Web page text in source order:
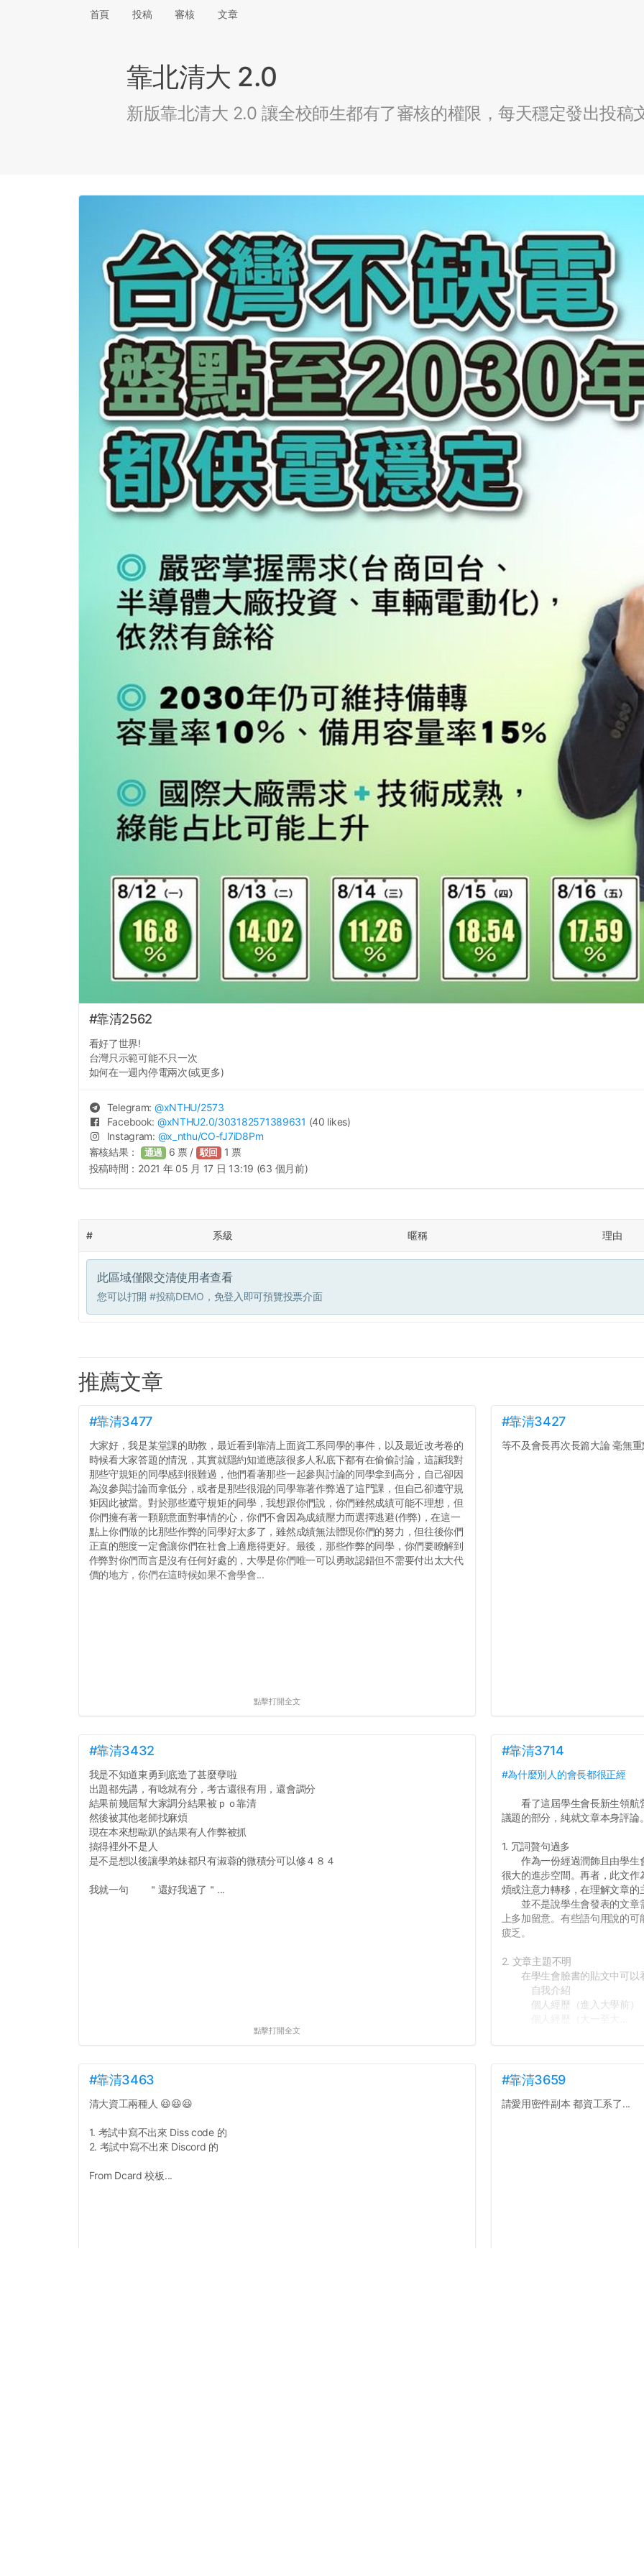
首頁 投稿 審核 文章
靠北清大 2.0
新版靠北清大 2.0 讓全校師生都有了審核的權限，每天穩定發出投稿
#靠清2562
看好了世界!
台灣只示範可能不只一次
如何在一週內停電兩次(或更多)
Telegram: @xNTHU/2573
Facebook: @xNTHU2.0/303182571389631 (40 likes)
Instagram: @x_nthu/CO-fJ7iD8Pm
審核結果： 通過 6 票 / 駁回 1 票
投稿時間： 2021 年 05 月 17 日 13:19 (63 個月前)
# 系級 暱稱 理由
此區域僅限交清使用者查看
您可以打開 #投稿DEMO ，免登入即可預覽投票介面
推薦文章
#靠清3477
大家好，我是某堂課的助教，最近看到靠清上面資工系同學的事件，以及最近改考卷的
時候看大家答題的情況，其實就隱約知道應該很多人私底下都有在偷偷討論，這讓我對
那些守規矩的同學感到很難過，他們看著那些一起參與討論的同學拿到高分，自己卻因
為沒參與討論而拿低分，或者是那些很混的同學靠著作弊過了這門課，但自己卻遵守規
矩因此被當。對於那些遵守規矩的同學，我想跟你們說，你們雖然成績可能不理想，但
你們擁有著一顆願意面對事情的心，你們不會因為成績壓力而選擇逃避(作弊)，在這一
點上你們做的比那些作弊的同學好太多了，雖然成績無法體現你們的努力，但往後你們
正直的態度一定會讓你們在社會上適應得更好。最後，那些作弊的同學，你們要瞭解到
作弊對你們而言是沒有任何好處的，大學是你們唯一可以勇敢認錯但不需要付出太大代
價的地方，你們在這時候如果不會學會...
點擊打開全文
#靠清3427
等不及會長再次長篇大論 毫無
#靠清3432
我是不知道東勇到底造了甚麼孽啦
出題都先講，有唸就有分，考古還很有用，還會調分
結果前幾屆幫大家調分結果被ｐｏ靠清
然後被其他老師找麻煩
現在本來想歐趴的結果有人作弊被抓
搞得裡外不是人
是不是想以後讓學弟妹都只有淑蓉的微積分可以修４８４
我就一句 ＂還好我過了＂...
點擊打開全文
#靠清3714
#為什麼別人的會長都很正經
看了這屆學生會長新生領航
議題的部分，純就文章本身評論。
1. 冗詞贅句過多
作為一份經過潤飾且由學生
很大的進步空間。再者，此文
煩或注意力轉移，在理解文章的
並不是說學生會發表的文章
上多加留意。有些語句用說的
疲乏。
2. 文章主題不明
在學生會臉書的貼文中可以
自我介紹
個人經歷（進入大學前）
#靠清3463
清大資工兩種人 😆😆😆
1. 考試中寫不出來 Diss code 的
2. 考試中寫不出來 Discord 的
From Dcard 校板...
#靠清3659
請愛用密件副本 都資工系了...